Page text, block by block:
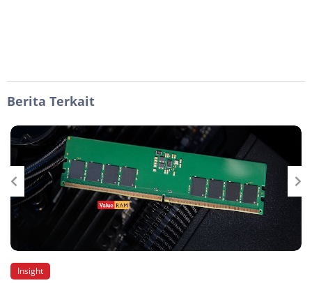
Berita Terkait
Insight